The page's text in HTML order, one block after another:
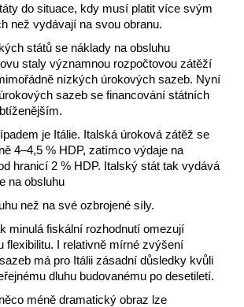
do situace, kdy musí platit více svým
než vydávají na svou obranu.
států se náklady na obsluhu
staly významnou rozpočtovou zátěží
nízkých úrokových sazeb. Nyní
sazeb se financování státních
je Itálie. Italská úroková zátěž se
4–4,5 % HDP, zatímco výdaje na
hranicí 2 % HDP. Italský stát tak vydává
na obsluhu
než na své ozbrojené síly.
minulá fiskální rozhodnutí omezují
flexibilitu. I relativně mírné zvýšení
má pro Itálii zásadní důsledky kvůli
dluhu budovanému po desetiletí.
méně dramatický obraz lze